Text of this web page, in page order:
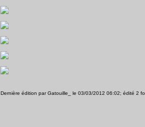
Dernière édition par Gatouille_ le 03/03/2012 06:02; édité 2